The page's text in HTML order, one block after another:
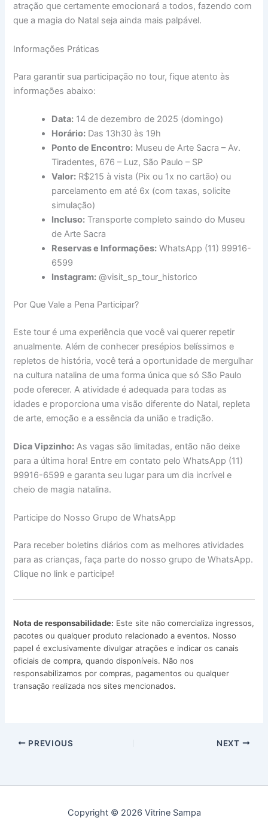
atração que certamente emocionará a todos, fazendo com
que a magia do Natal seja ainda mais palpável.
Informações Práticas
Para garantir sua participação no tour, fique atento às
informações abaixo:
Data: 14 de dezembro de 2025 (domingo)
Horário: Das 13h30 às 19h
Ponto de Encontro: Museu de Arte Sacra – Av.
Tiradentes, 676 – Luz, São Paulo – SP
Valor: R$215 à vista (Pix ou 1x no cartão) ou
parcelamento em até 6x (com taxas, solicite
simulação)
Incluso: Transporte completo saindo do Museu
de Arte Sacra
Reservas e Informações: WhatsApp (11) 99916-
6599
Instagram: @visit_sp_tour_historico
Por Que Vale a Pena Participar?
Este tour é uma experiência que você vai querer repetir
anualmente. Além de conhecer presépios belíssimos e
repletos de história, você terá a oportunidade de mergulhar
na cultura natalina de uma forma única que só São Paulo
pode oferecer. A atividade é adequada para todas as
idades e proporciona uma visão diferente do Natal, repleta
de arte, emoção e a essência da união e tradição.
Dica Vipzinho: As vagas são limitadas, então não deixe
para a última hora! Entre em contato pelo WhatsApp (11)
99916-6599 e garanta seu lugar para um dia incrível e
cheio de magia natalina.
Participe do Nosso Grupo de WhatsApp
Para receber boletins diários com as melhores atividades
para as crianças, faça parte do nosso grupo de WhatsApp.
Clique no link e participe!
Nota de responsabilidade: Este site não comercializa ingressos,
pacotes ou qualquer produto relacionado a eventos. Nosso
papel é exclusivamente divulgar atrações e indicar os canais
oficiais de compra, quando disponíveis. Não nos
responsabilizamos por compras, pagamentos ou qualquer
transação realizada nos sites mencionados.
PREVIOUS NEXT
Copyright © 2026 Vitrine Sampa